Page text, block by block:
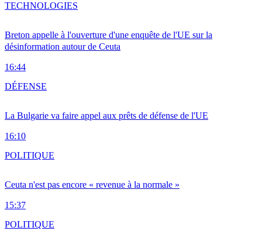
Breton appelle à l'ouverture d'une enquête de l'UE sur la
désinformation autour de Ceuta
16:44
TECHNOLOGIES
La Bulgarie va faire appel aux prêts de défense de l'UE
16:10
DÉFENSE
Ceuta n'est pas encore « revenue à la normale »
15:37
POLITIQUE
POLITIQUE